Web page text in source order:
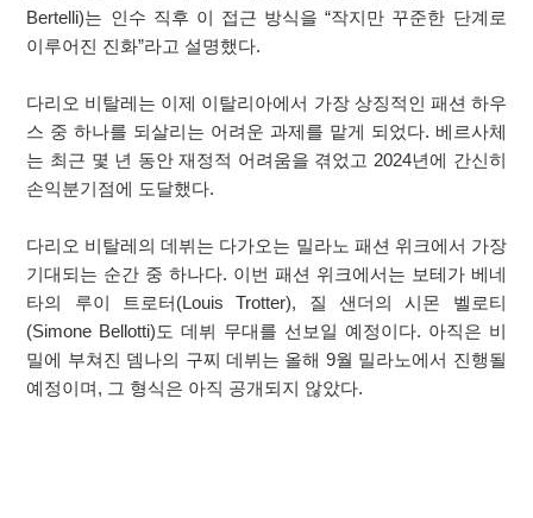
Bertelli)는 인수 직후 이 접근 방식을 “작지만 꾸준한 단계로
이루어진 진화”라고 설명했다.
다리오 비탈레는 이제 이탈리아에서 가장 상징적인 패션 하우
스 중 하나를 되살리는 어려운 과제를 맡게 되었다. 베르사체
는 최근 몇 년 동안 재정적 어려움을 겪었고 2024년에 간신히
손익분기점에 도달했다.
다리오 비탈레의 데뷔는 다가오는 밀라노 패션 위크에서 가장
기대되는 순간 중 하나다. 이번 패션 위크에서는 보테가 베네
타의 루이 트로터(Louis Trotter), 질 샌더의 시몬 벨로티
(Simone Bellotti)도 데뷔 무대를 선보일 예정이다. 아직은 비
밀에 부쳐진 뎀나의 구찌 데뷔는 올해 9월 밀라노에서 진행될
예정이며, 그 형식은 아직 공개되지 않았다.